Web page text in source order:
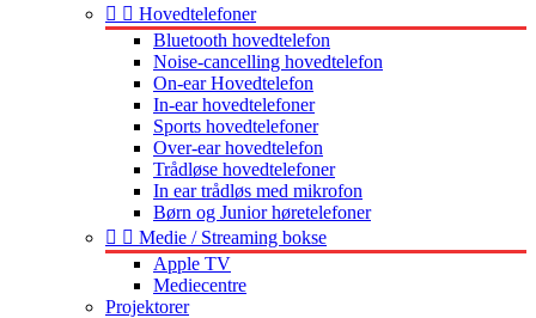
  Hovedtelefoner
Bluetooth hovedtelefon
Noise-cancelling hovedtelefon
On-ear Hovedtelefon
In-ear hovedtelefoner
Sports hovedtelefoner
Over-ear hovedtelefon
Trådløse hovedtelefoner
In ear trådløs med mikrofon
Børn og Junior høretelefoner
  Medie / Streaming bokse
Apple TV
Mediecentre
Projektorer